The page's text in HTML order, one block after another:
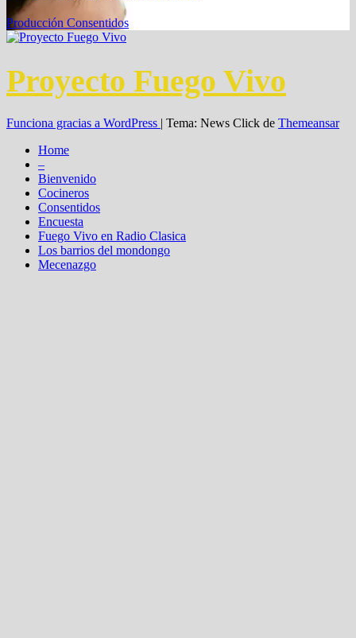
Producción Consentidos
Proyecto Fuego Vivo
Funciona gracias a WordPress | Tema: News Click de Themeansar
Home
–
Bienvenido
Cocineros
Consentidos
Encuesta
Fuego Vivo en Radio Clasica
Los barrios del mondongo
Mecenazgo